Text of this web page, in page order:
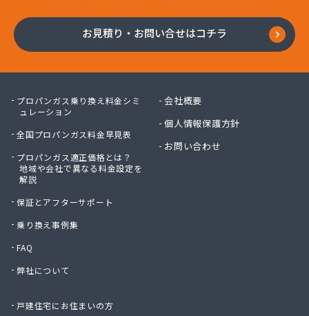
小篠酸素株式会社
小島不動産
小野崎燃料設備有限会社
松島ガス株式会社
上都賀プロパンガス協同組合
神山液化ガス
須田商事株式会社
星のや商店
聖火産業株式会社
お見積り・お問い合せはコチラ
プロパンガス乗り換え料金シミ
ュレーション
全国プロパンガス料金早見表
プロパンガス適正価格とは？
地域や会社で異なる料金設定を
解説
保証とアフターサポート
乗り換え事例集
FAQ
弊社について
戸建住宅にお住まいの方
会社概要
個人情報保護方針
お問い合わせ